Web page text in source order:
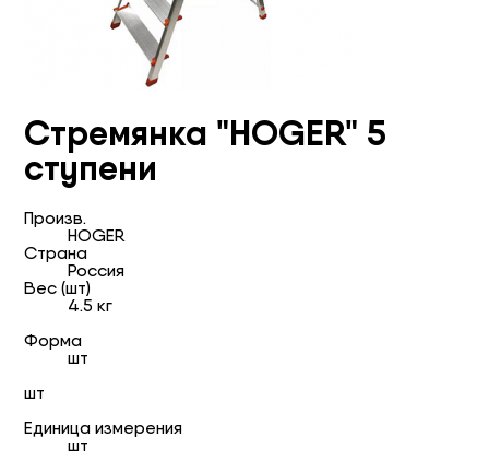
Стремянка "HOGER" 5
ступени
Произв.
HOGER
Страна
Россия
Вес (шт)
4.5 кг
Форма
шт
шт
Единица измерения
шт